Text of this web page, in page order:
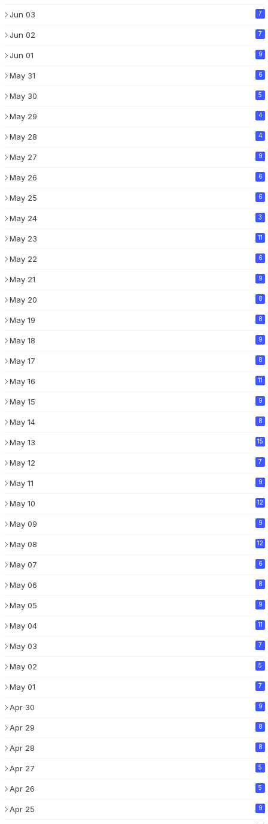
Jun 03 7
Jun 02 7
Jun 01 9
May 31 6
May 30 5
May 29 4
May 28 4
May 27 9
May 26 6
May 25 6
May 24 3
May 23 11
May 22 6
May 21 9
May 20 8
May 19 8
May 18 9
May 17 8
May 16 11
May 15 9
May 14 8
May 13 15
May 12 7
May 11 9
May 10 12
May 09 9
May 08 12
May 07 6
May 06 8
May 05 9
May 04 11
May 03 7
May 02 5
May 01 7
Apr 30 9
Apr 29 8
Apr 28 8
Apr 27 5
Apr 26 5
Apr 25 9